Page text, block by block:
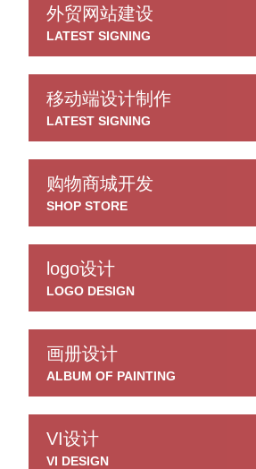
外贸网站建设
LATEST SIGNING
移动端设计制作
LATEST SIGNING
购物商城开发
SHOP STORE
logo设计
LOGO DESIGN
画册设计
ALBUM OF PAINTING
VI设计
VI DESIGN